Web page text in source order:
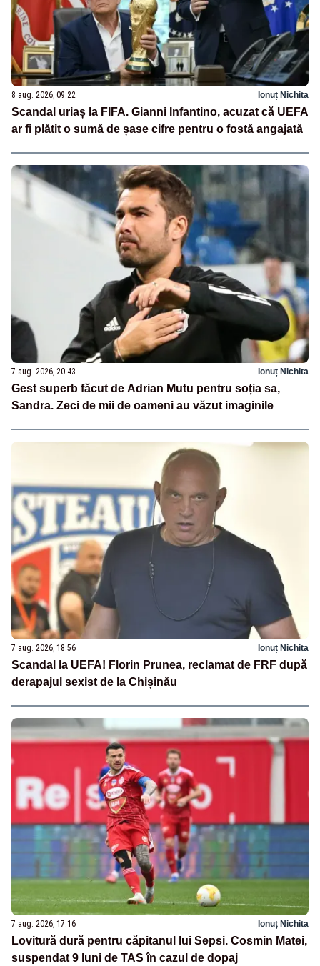
8 aug. 2026, 09:22 Ionuț Nichita
Scandal uriaș la FIFA. Gianni Infantino, acuzat că UEFA
ar fi plătit o sumă de șase cifre pentru o fostă angajată
7 aug. 2026, 20:43 Ionuț Nichita
Gest superb făcut de Adrian Mutu pentru soția sa,
Sandra. Zeci de mii de oameni au văzut imaginile
7 aug. 2026, 18:56 Ionuț Nichita
Scandal la UEFA! Florin Prunea, reclamat de FRF după
derapajul sexist de la Chișinău
7 aug. 2026, 17:16 Ionuț Nichita
Lovitură dură pentru căpitanul lui Sepsi. Cosmin Matei,
suspendat 9 luni de TAS în cazul de dopaj